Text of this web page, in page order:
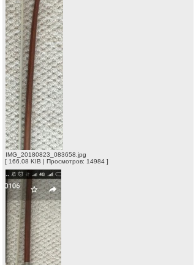
IMG_20180823_083658.jpg
[ 166.08 KIB | Просмотров: 14984 ]